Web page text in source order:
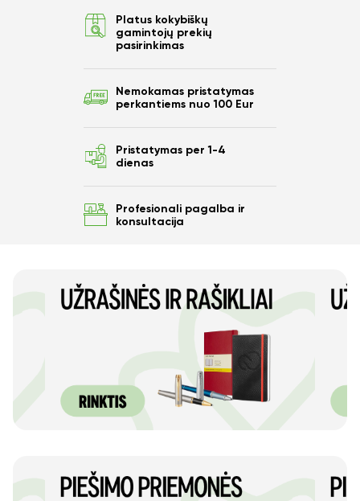
Platus kokybiškų
gamintojų prekių
pasirinkimas
Nemokamas pristatymas
perkantiems nuo 100 Eur
Pristatymas per 1-4
dienas
Profesionali pagalba ir
konsultacija
Ar norite sutaupyti
10%
nuo savo užsakymo?
Ne